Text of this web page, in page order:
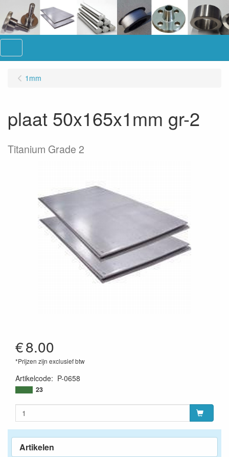
Artikelen
1mm
plaat 50x165x1mm gr-2
Titanium Grade 2
€8.00
*Prijzen zijn exclusief btw
Artikelcode: P-0658
23